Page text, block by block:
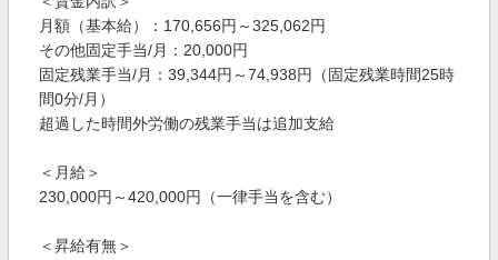
月額（基本給）：170,656円～325,062円
その他固定手当/月：20,000円
固定残業手当/月：39,344円～74,938円（固定残業時間25時
間0分/月）
超過した時間外労働の残業手当は追加支給
＜月給＞
230,000円～420,000円（一律手当を含む）
＜昇給有無＞